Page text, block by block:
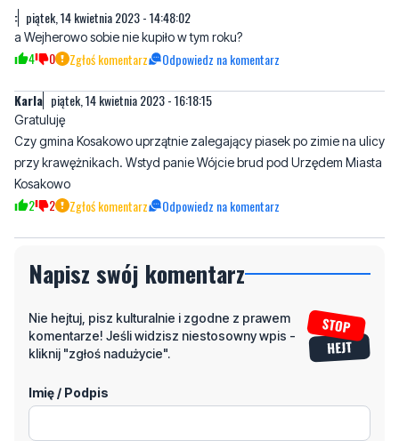
: piątek, 14 kwietnia 2023 - 14:48:02
a Wejherowo sobie nie kupiło w tym roku?
4 0 Zgłoś komentarz Odpowiedz na komentarz
Karla piątek, 14 kwietnia 2023 - 16:18:15
Gratuluję
Czy gmina Kosakowo uprzątnie zalegający piasek po zimie na ulicy
przy krawężnikach. Wstyd panie Wójcie brud pod Urzędem Miasta
Kosakowo
2 2 Zgłoś komentarz Odpowiedz na komentarz
Napisz swój komentarz
Nie hejtuj, pisz kulturalnie i zgodne z prawem
komentarze! Jeśli widzisz niestosowny wpis -
kliknij "zgłoś nadużycie".
Imię / Podpis